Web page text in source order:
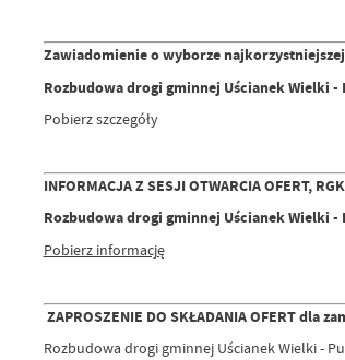
Zawiadomienie o wyborze najkorzystniejszej
Rozbudowa drogi gminnej Uścianek Wielki -
Pobierz szczegóły
INFORMACJA Z SESJI OTWARCIA OFERT,
Rozbudowa drogi gminnej Uścianek Wielki -
Pobierz informację
ZAPROSZENIE DO SKŁADANIA OFERT dla
Rozbudowa drogi gminnej Uścianek Wielki -